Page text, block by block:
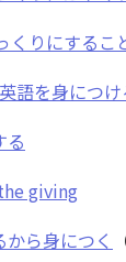
りにするこ
を身につけ
る
giving
ら身につく